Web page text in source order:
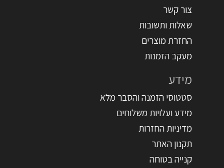
צור קשר
שאלות ותשובות
החזרת מוצרים
מעקב הזמנות
מידע
סטטוסי הזמנה והסבר מלא
מידע ועלויות משלוחים
מדיניות החזרות
תקנון האתר
קנייה בטוחה